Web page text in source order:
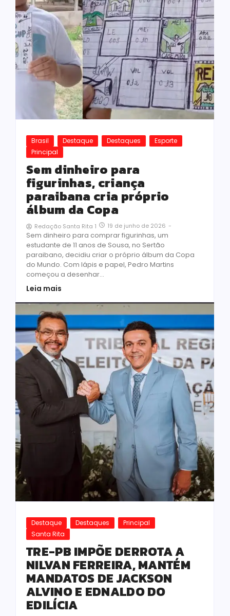
Brasil Destaque Destaques
Esporte
Principal
Sem dinheiro para
figurinhas, criança
paraibana cria próprio
álbum da Copa
Redação Santa Rita 1 19 de junho de 2026 -
Sem dinheiro para comprar figurinhas, um
estudante de 11 anos de Sousa, no Sertão
paraibano, decidiu criar o próprio álbum da Copa
do Mundo. Com lápis e papel, Pedro Martins
começou a desenhar...
Leia mais
Destaque Destaques
Principal
Santa Rita
TRE-PB IMPÕE DERROTA A
NILVAN FERREIRA, MANTÉM
MANDATOS DE JACKSON
ALVINO E EDNALDO DO
EDILÍCIA